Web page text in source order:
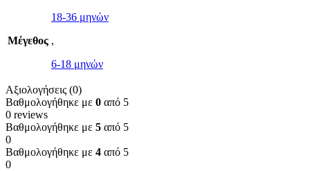
Μέγεθος
18-36 μηνών
,
6-18 μηνών
Αξιολογήσεις (0)
Βαθμολογήθηκε με 0 από 5
0 reviews
Βαθμολογήθηκε με 5 από 5
0
Βαθμολογήθηκε με 4 από 5
0